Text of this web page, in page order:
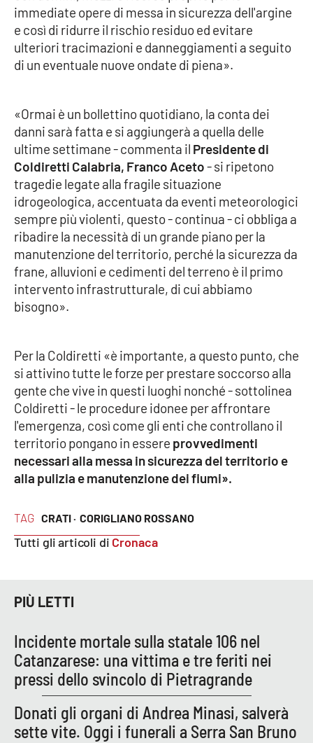
Leggendo Alvaro insieme
Imprese Di Calabria
Venti di comunicazione
STREAMING
LaC TV
LaC Network
LaC OnAir
EDIZIONI
LOCALI
Catanzaro
Crotone
Vibo Valentia
Reggio Calabria
Cosenza
Buona Sanità Calabria
CALABRIAVISIONE
Destinazioni
TAG CRATI · CORIGLIANO ROSSANO
Tutti gli articoli di Cronaca
immediate opere di messa in sicurezza dell'argine
e così di ridurre il rischio residuo ed evitare
ulteriori tracimazioni e danneggiamenti a seguito
di un eventuale nuove ondate di piena».
«Ormai è un bollettino quotidiano, la conta dei
danni sarà fatta e si aggiungerà a quella delle
ultime settimane - commenta il Presidente di
Coldiretti Calabria, Franco Aceto- si ripetono
tragedie legate alla fragile situazione
idrogeologica, accentuata da eventi meteorologici
sempre più violenti, questo - continua - ci obbliga a
ribadire la necessità di un grande piano per la
manutenzione del territorio, perché la sicurezza da
frane, alluvioni e cedimenti del terreno è il primo
intervento infrastrutturale, di cui abbiamo
bisogno».
Per la Coldiretti «è importante, a questo punto, che
si attivino tutte le forze per prestare soccorso alla
gente che vive in questi luoghi nonché - sottolinea
Coldiretti - le procedure idonee per affrontare
l'emergenza, così come gli enti che controllano il
territorio pongano in essere provvedimenti
necessari alla messa in sicurezza del territorio e
alla pulizia e manutenzione dei fiumi».
PIÙ LETTI
Incidente mortale sulla statale 106 nel
Catanzarese: una vittima e tre feriti nei
pressi dello svincolo di Pietragrande
Donati gli organi di Andrea Minasi, salverà
sette vite. Oggi i funerali a Serra San Bruno